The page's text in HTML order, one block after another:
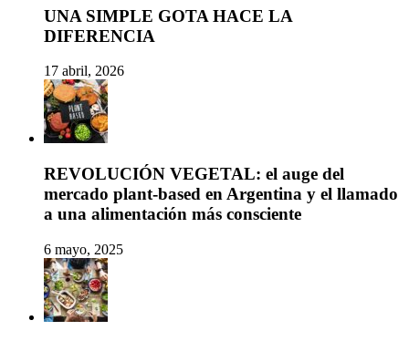
UNA SIMPLE GOTA HACE LA
DIFERENCIA
17 abril, 2026
REVOLUCIÓN VEGETAL: el auge del
mercado plant-based en Argentina y el llamado
a una alimentación más consciente
6 mayo, 2025